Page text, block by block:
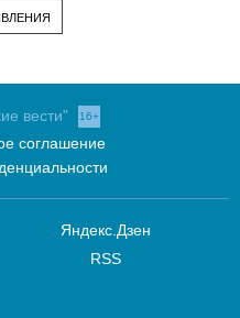
вести" 16+
соглашение
Яндекс.Дзен
RSS